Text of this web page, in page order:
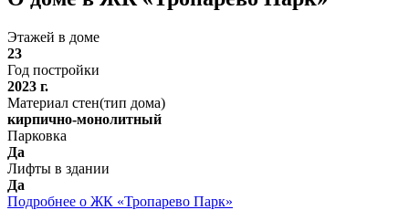
Этажей в доме
23
Год постройки
2023 г.
Материал стен(тип дома)
кирпично-монолитный
Парковка
Да
Лифты в здании
Да
Подробнее о ЖК «Тропарево Парк»